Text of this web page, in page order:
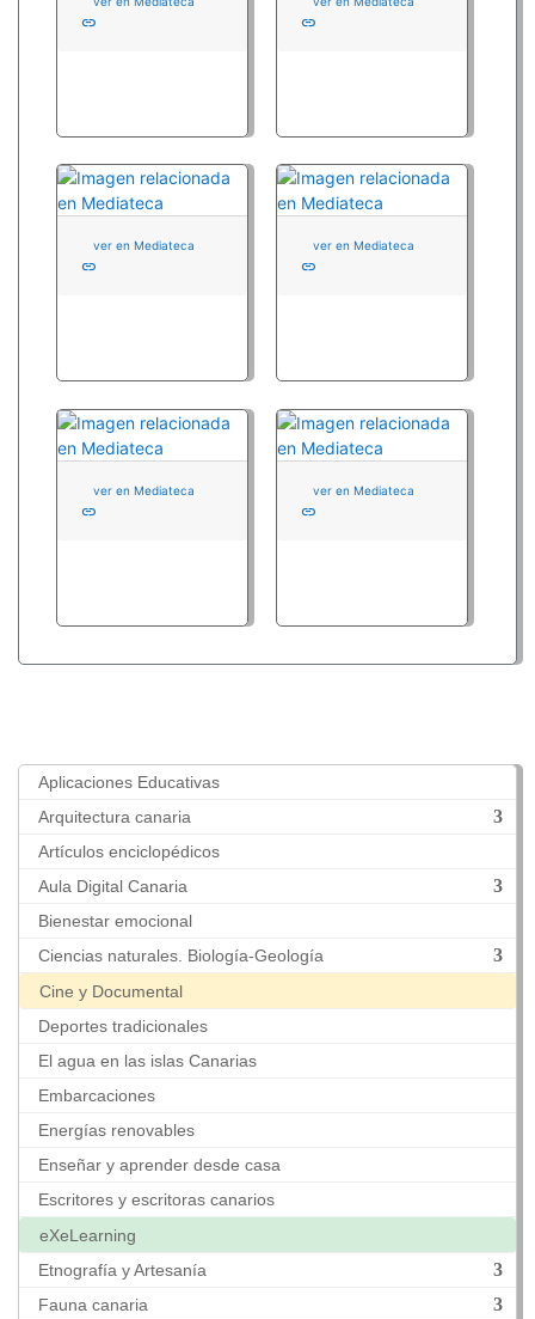
link link
ver en Mediateca
link
ver en Mediateca
link
ver en Mediateca
link
ver en Mediateca
link
Aplicaciones Educativas
Arquitectura canaria
Artículos enciclopédicos
Aula Digital Canaria
Bienestar emocional
Ciencias naturales. Biología-Geología
Cine y Documental
Deportes tradicionales
El agua en las islas Canarias
Embarcaciones
Energías renovables
Enseñar y aprender desde casa
Escritores y escritoras canarios
eXeLearning
Etnografía y Artesanía
Fauna canaria